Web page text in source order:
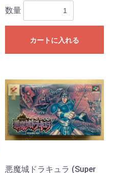
数量
カートに入れる
悪魔城ドラキュラ (Super